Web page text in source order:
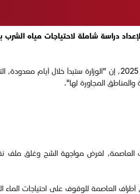
دراسة شاملة لاحتياجات مياه الشرب
وقال مدير المديرية العامة للماء في وزارة الإعمار والإسكان والبلديات العامة، عمار المالكي، في تصريح للجريدة الرسمية، اليوم
العاصمة، لغرض مواجهة الشح وغلق ملف
أطراف العاصمة للوقوف على احتياجات